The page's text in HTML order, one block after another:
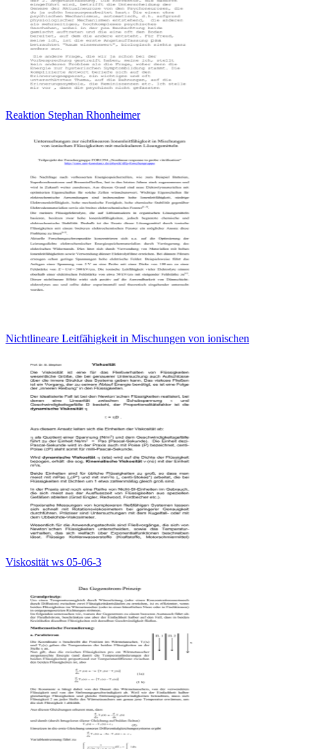
Reaktion Stephan Rhonheimer
Nichtlineare Leitfähigkeit in Mischungen von ionischen
Viskosität ws 05-06-3